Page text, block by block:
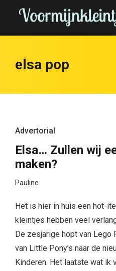
elsa pop
Advertorial
Elsa… Zullen wij
maken?
Pauline
Het is hier in huis een hot-
kleintjes hebben veel
De zesjarige hopt van Lego
van Little Pony’s naar de
Kinderen. Het laatste wat ik